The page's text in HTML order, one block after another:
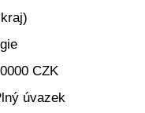
CZK
úvazek